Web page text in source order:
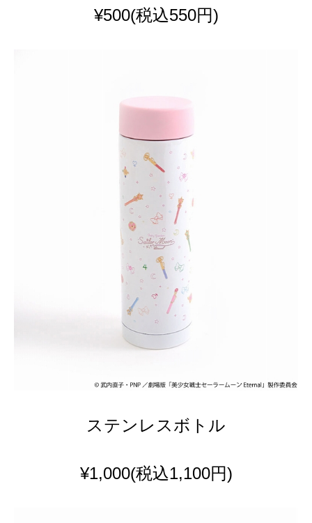
¥500(税込550円)
ステンレスボトル
¥1,000(税込1,100円)